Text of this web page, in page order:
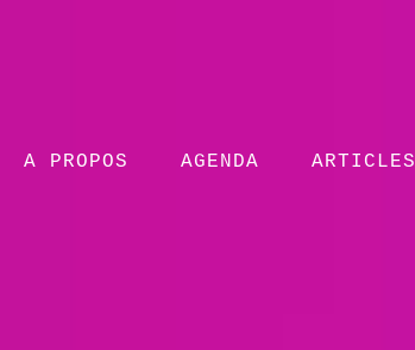
A PROPOS AGENDA ARTICLES